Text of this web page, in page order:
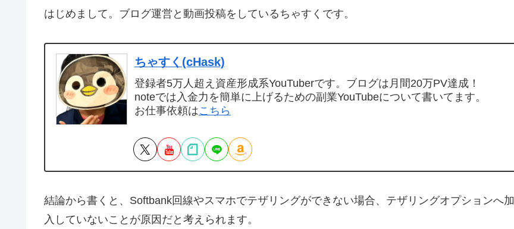
はじめまして。ブログ運営と動画投稿をしているちゃすくです。
ちゃすく(cHask)
登録者5万人超え資産形成系YouTuberです。ブログは月間20万PV達成！
noteでは入金力を簡単に上げるための副業YouTubeについて書いてます。
お仕事依頼はこちら
結論から書くと、Softbank回線やスマホでテザリングができない場合、テザリングオプションへ加
入していないことが原因だと考えられます。